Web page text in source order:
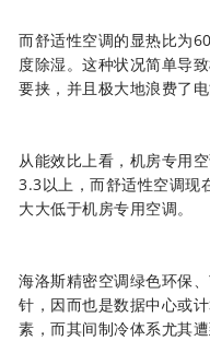
而舒适性空调的显热比为
度除湿。这种状况简单导
要挟，并且极大地浪费了电
从能效比上看，机房专用
3.3以上，而舒适性空调现
大大低于机房专用空调。
海洛斯精密空调绿色环保
针，因而也是数据中心或
素，而其间制冷体系尤其